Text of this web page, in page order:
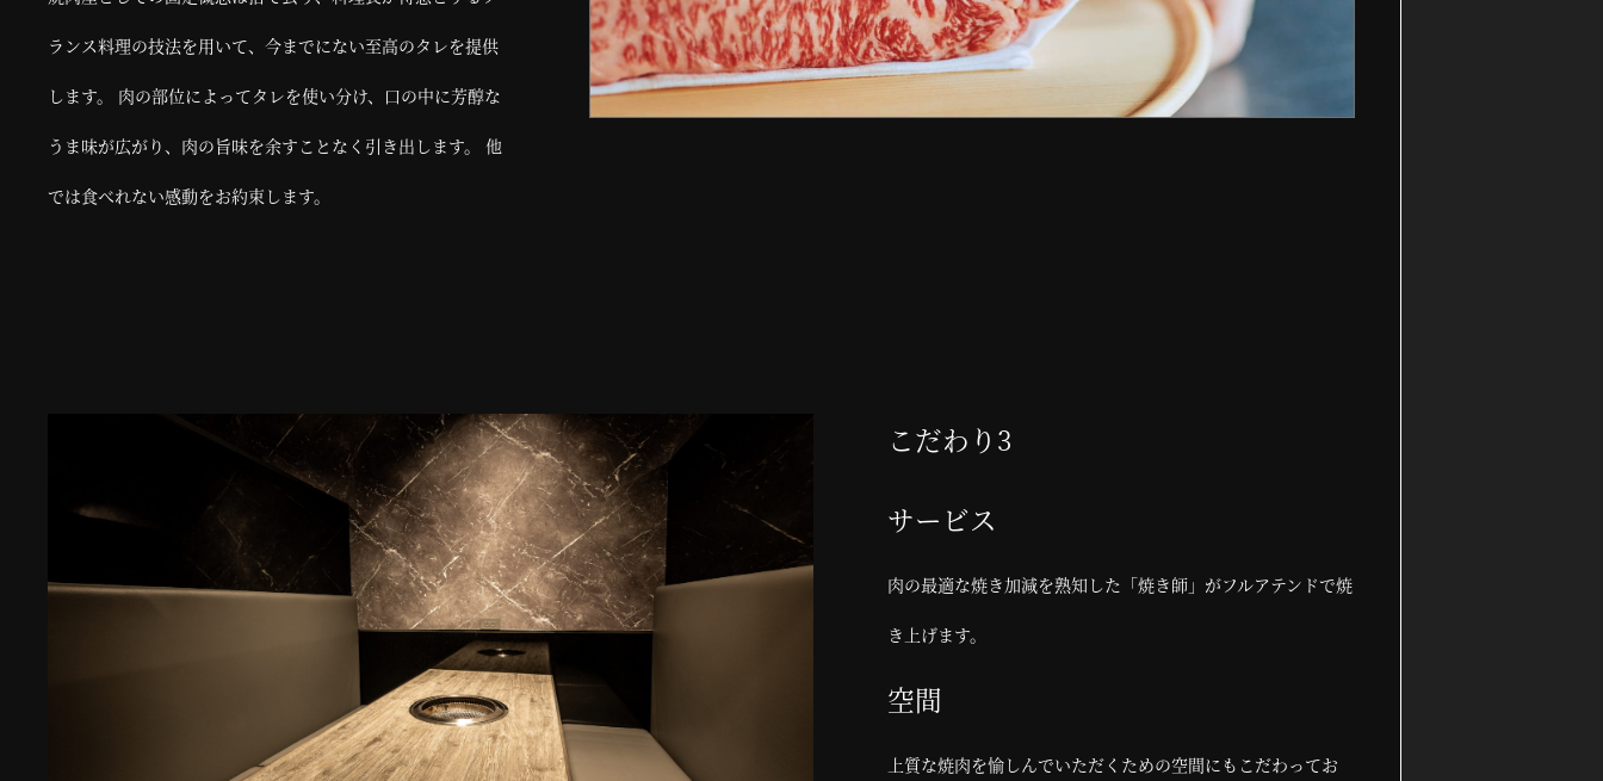
ランス料理の技法を用いて、今までにない至高のタレを提供
します。 肉の部位によってタレを使い分け、口の中に芳醇な
うま味が広がり、肉の旨味を余すことなく引き出します。 他
では食べれない感動をお約束します。
こだわり3
サービス
肉の最適な焼き加減を熟知した「焼き師」がフルアテンドで焼
き上げます。
空間
上質な焼肉を愉しんでいただくための空間にもこだわってお